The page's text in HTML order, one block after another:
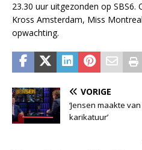
23.30 uur uitgezonden op SBS6.
Kross Amsterdam, Miss
opwachting.
VORIGE
‘Jensen maakte
karikatuur’